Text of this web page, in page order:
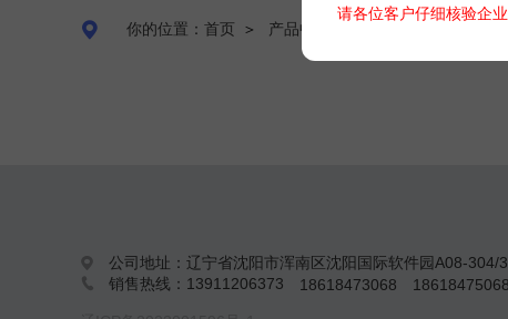
请各位客户仔细核验企
 你的位置：首页 ＞ 产品中心
 公司地址：辽宁省沈阳市浑南区沈阳国际软件园A08-304/
 销售热线：13911206373 18618473068